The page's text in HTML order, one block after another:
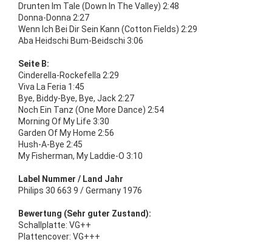
Drunten Im Tale (Down In The Valley) 2:48
Donna-Donna 2:27
Wenn Ich Bei Dir Sein Kann (Cotton Fields) 2:29
Aba Heidschi Bum-Beidschi 3:06
Seite B:
Cinderella-Rockefella 2:29
Viva La Feria 1:45
Bye, Biddy-Bye, Bye, Jack 2:27
Noch Ein Tanz (One More Dance) 2:54
Morning Of My Life 3:30
Garden Of My Home 2:56
Hush-A-Bye 2:45
My Fisherman, My Laddie-O 3:10
Label Nummer / Land Jahr
Philips 30 663 9 / Germany 1976
Bewertung (Sehr guter Zustand):
Schallplatte: VG++
Plattencover: VG+++